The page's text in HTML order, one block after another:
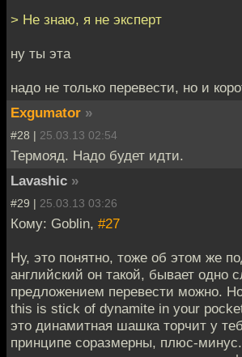
> Не знаю, я не эксперт
ну ты эта
надо не только перевести, но и
Exgumator »
#28 | 25.03.13 02:54
Термояд. Надо будет идти.
Lavashic »
#29 | 25.03.13 03:26
Кому: Goblin, #27
Ну, это понятно, тоже об этом же
английский он такой, бывает одно
предложением перевести можно.
this is stick of dynamite in your
это динамитная шашка торчит у
принципе соразмерны, плюс-